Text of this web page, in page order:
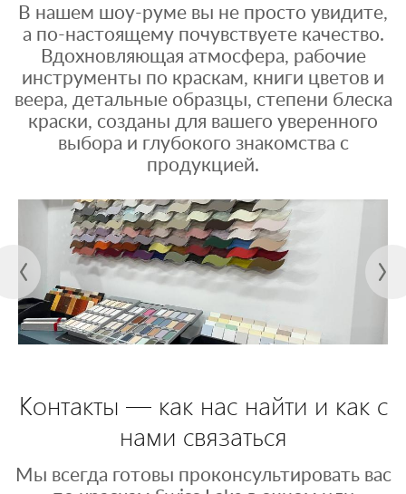
В нашем шоу-руме вы не просто увидите,
а по-настоящему почувствуете качество.
Вдохновляющая атмосфера, рабочие
инструменты по краскам, книги цветов и
веера, детальные образцы, степени блеска
краски, созданы для вашего уверенного
выбора и глубокого знакомства с
продукцией.
Контакты — как нас найти и как с
нами связаться
Мы всегда готовы проконсультировать вас